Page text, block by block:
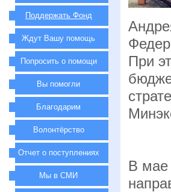
При
В мае
Поддержать Фонд
Ждут Вашу помощь
Попросить о помощи
Вы помогли
Благодарим
Волонтёрство
Отчет о поступлениях
Мы в СМИ